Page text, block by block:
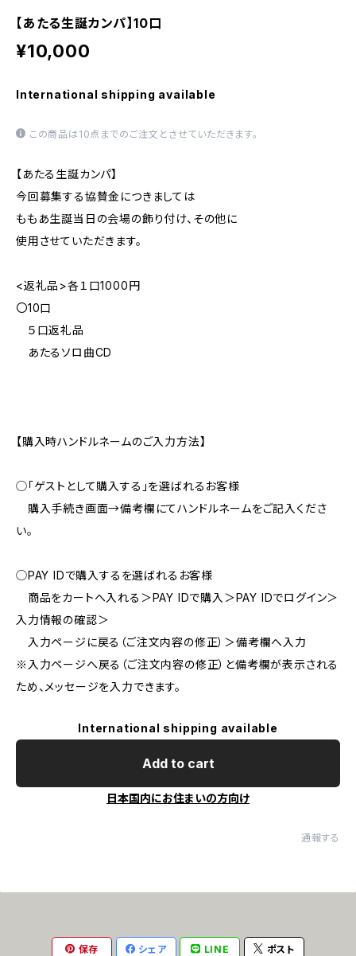
【あたる生誕カンパ】10口
¥10,000
International shipping available
この商品は10点までのご注文とさせていただきます。
【あたる生誕カンパ】
今回募集する協賛金につきましては
ももあ生誕当日の会場の飾り付け、その他に
使用させていただきます。
<返礼品>各１口1000円
〇10口
５口返礼品
あたるソロ曲CD
【購入時ハンドルネームのご入力方法】
◯「ゲストとして購入する」を選ばれるお客様
購入手続き画面→備考欄にてハンドルネームをご記入くださ
い。
◯PAY IDで購入するを選ばれるお客様
商品をカートへ入れる＞PAY IDで購入＞PAY IDでログイン＞
入力情報の確認＞
入力ページに戻る（ご注文内容の修正）＞備考欄へ入力
※入力ページへ戻る（ご注文内容の修正）と備考欄が表示される
ため、メッセージを入力できます。
International shipping available
Add to cart
日本国内にお住まいの方向け
通報する
保存 シェア LINE ポスト